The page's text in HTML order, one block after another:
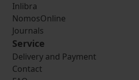
Inlibra
NomosOnline
Journals
Service
Delivery and Payment
Contact